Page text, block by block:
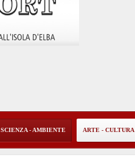
SCIENZA - AMBIENTE ARTE - CULTURA